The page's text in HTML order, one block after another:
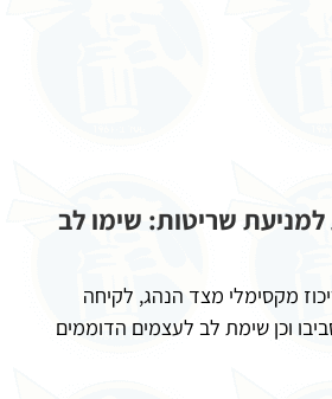
שריטות: שימו לב
מקסימלי מצד הנהג, לקיחה
וכן שימת לב לעצמים הדוממים